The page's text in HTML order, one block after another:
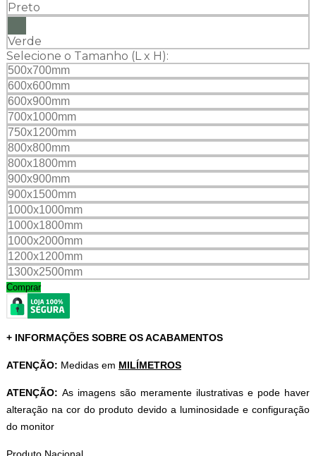
Preto
Verde
Selecione o Tamanho (L x H):
500x700mm
600x600mm
600x900mm
700x1000mm
750x1200mm
800x800mm
800x1800mm
900x900mm
900x1500mm
1000x1000mm
1000x1800mm
1000x2000mm
1200x1200mm
1300x2500mm
Comprar
+ INFORMAÇÕES SOBRE OS ACABAMENTOS
ATENÇÃO: Medidas em MILÍMETROS
ATENÇÃO: As imagens são meramente ilustrativas e pode haver
alteração na cor do produto devido a luminosidade e configuração
do monitor